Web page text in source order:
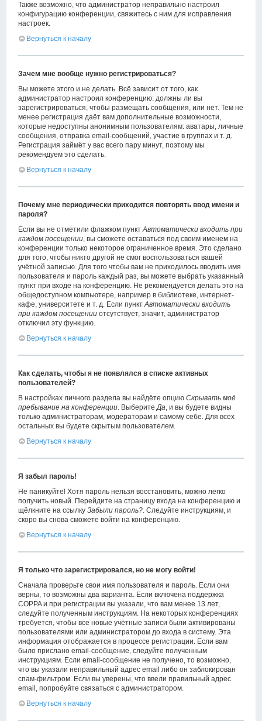
Также возможно, что администратор неправильно настроил
конфигурацию конференции, свяжитесь с ним для исправления
настроек.
Вернуться к началу
Зачем мне вообще нужно регистрироваться?
Вы можете этого и не делать. Всё зависит от того, как
администратор настроил конференцию: должны ли вы
зарегистрироваться, чтобы размещать сообщения, или нет. Тем не
менее регистрация даёт вам дополнительные возможности,
которые недоступны анонимным пользователям: аватары, личные
сообщения, отправка email-сообщений, участие в группах и т. д.
Регистрация займёт у вас всего пару минут, поэтому мы
рекомендуем это сделать.
Вернуться к началу
Почему мне периодически приходится повторять ввод имени и
пароля?
Если вы не отметили флажком пунктАвтоматически входить при
каждом посещении, вы сможете оставаться под своим именем на
конференции только некоторое ограниченное время. Это сделано
для того, чтобы никто другой не смог воспользоваться вашей
учётной записью. Для того чтобы вам не приходилось вводить имя
пользователя и пароль каждый раз, вы можете выбрать указанный
пункт при входе на конференцию. Не рекомендуется делать это на
общедоступном компьютере, например в библиотеке, интернет-
кафе, университете и т. д. Если пунктАвтоматически входить
при каждом посещении отсутствует, значит, администратор
отключил эту функцию.
Вернуться к началу
Как сделать, чтобы я не появлялся в списке активных
пользователей?
В настройках личного раздела вы найдёте опциюСкрывать моё
пребывание на конференции. ВыберитеДа, и вы будете видны
только администраторам, модераторам и самому себе. Для всех
остальных вы будете скрытым пользователем.
Вернуться к началу
Я забыл пароль!
Не паникуйте! Хотя пароль нельзя восстановить, можно легко
получить новый. Перейдите на страницу входа на конференцию и
щёлкните на ссылкуЗабыли пароль?. Следуйте инструкциям, и
скоро вы снова сможете войти на конференцию.
Вернуться к началу
Я только что зарегистрировался, но не могу войти!
Сначала проверьте свои имя пользователя и пароль. Если они
верны, то возможны два варианта. Если включена поддержка
COPPA и при регистрации вы указали, что вам менее 13 лет,
следуйте полученным инструкциям. На некоторых конференциях
требуется, чтобы все новые учётные записи были активированы
пользователями или администратором до входа в систему. Эта
информация отображается в процессе регистрации. Если вам
было прислано email-сообщение, следуйте полученным
инструкциям. Если email-сообщение не получено, то возможно,
что вы указали неправильный адрес email либо он заблокирован
спам-фильтром. Если вы уверены, что ввели правильный адрес
email, попробуйте связаться с администратором.
Вернуться к началу